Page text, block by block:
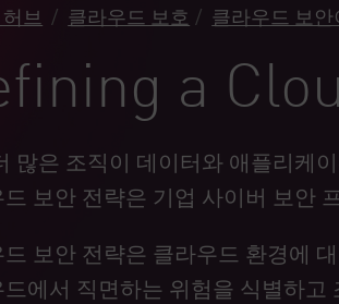
Security Orchestration
라이언스
리
업
비스
브 클라우드 보호 클라우드 보
a
많은 조직이 데이터와 애플리케
보안 전략은 기업 사이버 보안
보안 전략은 클라우드 환경에
에서 직면하는 위험을 식별하고